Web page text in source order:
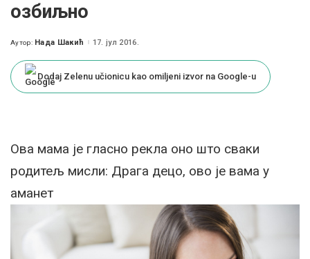
озбиљно
Posted
Аутор: Нада Шакић 17. јул 2016.
Dodaj Zelenu učionicu kao omiljeni izvor na Google-u
Ова мама је гласно рекла оно што сваки
родитељ мисли: Драга децо, ово је вама у
аманет